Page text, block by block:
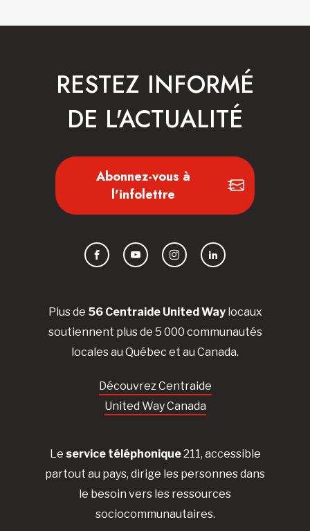
Plus de 56 Centraide United Waylocaux
soutiennent plus de 5 000 communautés
locales au Québec et au Canada.
Découvrez Centraide
United Way Canada
Le service téléphonique211, accessible
partout au pays, dirige les personnes dans
le besoin vers les ressources
sociocommunautaires.
RESTEZ INFORMÉ
DE L'ACTUALITÉ
Abonnez-vous à
l'infolettre
FacebookYouTubeInstagramLinkedIn